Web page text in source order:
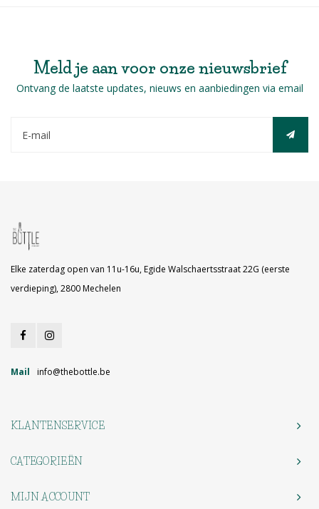
Meld je aan voor onze nieuwsbrief
Ontvang de laatste updates, nieuws en aanbiedingen via email
Elke zaterdag open van 11u-16u, Egide Walschaertsstraat 22G (eerste
verdieping), 2800 Mechelen
Mail info@thebottle.be
KLANTENSERVICE
CATEGORIEËN
MIJN ACCOUNT